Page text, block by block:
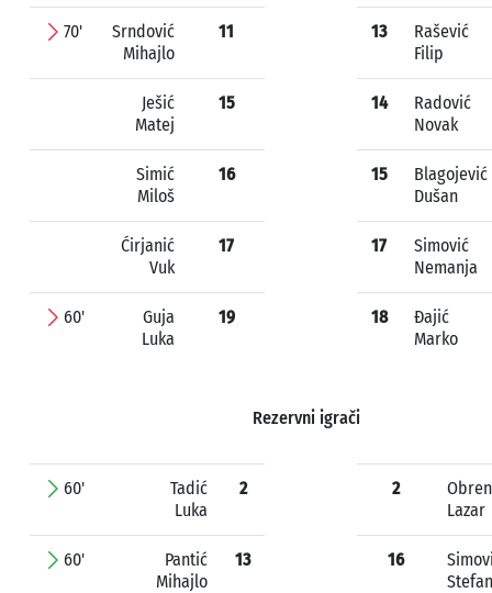
70'
Srndović
Mihajlo
11
Ješić
Matej
15
Simić
Miloš
16
Ćirjanić
Vuk
17
60'
Guja
Luka
19
13
Rašević
Filip
14
Radović
Novak
15
Blagojević
Dušan
17
Simović
Nemanja
18
Đajić
Marko
Rezervni igrači
60'
Tadić
Luka
2
60'
Pantić
Mihajlo
13
2
Lazar
16
Stefan